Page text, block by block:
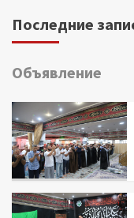
Последние
Объявление